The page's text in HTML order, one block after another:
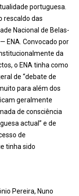
portuguesa.
rescaldo das
Nacional de Belas-
ENA. Convocado por
da
o ENA tinha como
de “debate de
para além dos
geralmente
de consciência
actual” e de
de
tinha sido
Pereira, Nuno